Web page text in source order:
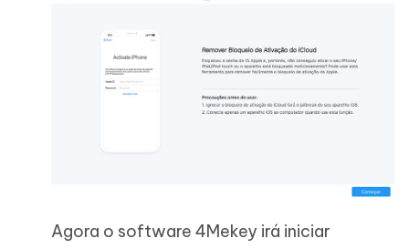
Agora o software 4Mekey irá iniciar